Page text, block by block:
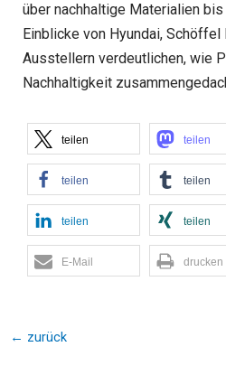
über nachhaltige Materialien
Einblicke von Hyundai, Schöffel
Ausstellern verdeutlichen, wie
Nachhaltigkeit
teilen teilen
teilen teilen
teilen teilen
E-Mail drucken
← zurück